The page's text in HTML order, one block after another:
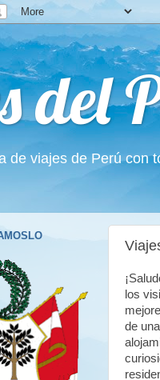
del
de viajes de Perú con
los
de